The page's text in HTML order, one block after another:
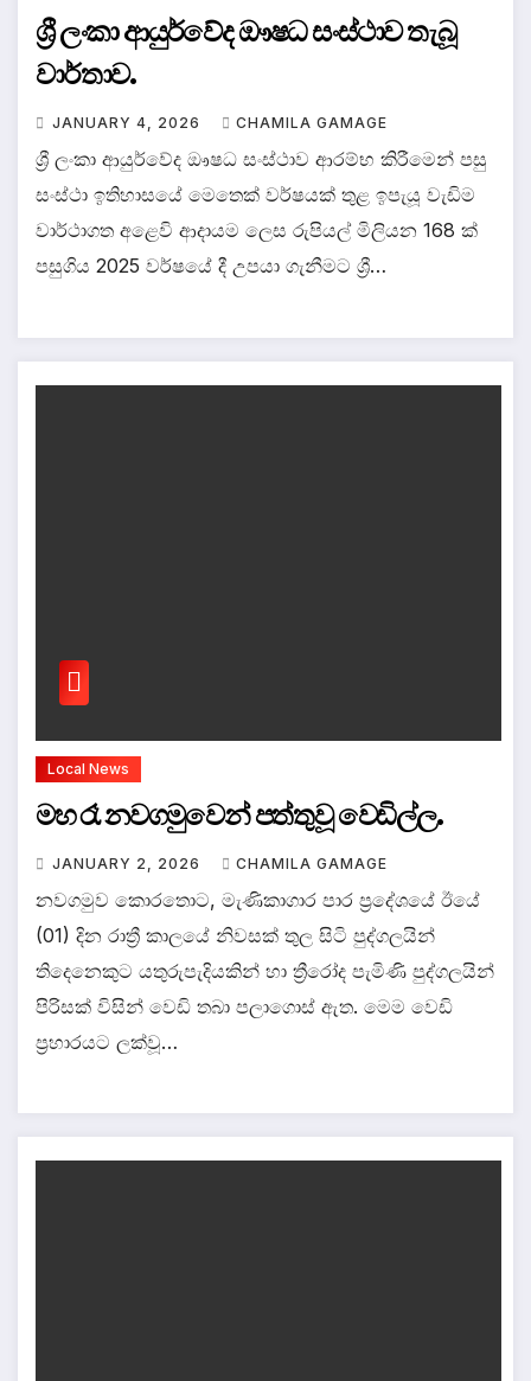
ශ්‍රී ලංකා ආයුර්වේද ඖෂධ සංස්ථාව තැබූ
වාර්තාව.
JANUARY 4, 2026 CHAMILA GAMAGE
ශ්‍රී ලංකා ආයුර්වේද ඖෂධ සංස්ථාව ආරම්භ කිරීමෙන් පසු
සංස්ථා ඉතිහාසයේ මෙතෙක් වර්ෂයක් තුළ ඉපැයූ වැඩිම
වාර්ථාගත අළෙවි ආදායම ලෙස රුපියල් මිලියන 168 ක්
පසුගිය 2025 වර්ෂයේ දී උපයා ගැනීමට ශ්‍රී…
Local News
මහ රෑ නවගමුවෙන් පත්තුවූ වෙඩිල්ල.
JANUARY 2, 2026 CHAMILA GAMAGE
නවගමුව කොරතොට, මැණිකාගාර පාර ප්‍රදේශයේ ඊයේ
(01) දින රාත්‍රී කාලයේ නිවසක් තුල සිටි පුද්ගලයින්
තිදෙනෙකුට යතුරුපැදියකින් හා ත්‍රීරෝද පැමිණි පුද්ගලයින්
පිරිසක් විසින් වෙඩි තබා පලාගොස් ඇත. මෙම වෙඩි
ප්‍රහාරයට ලක්වූ…